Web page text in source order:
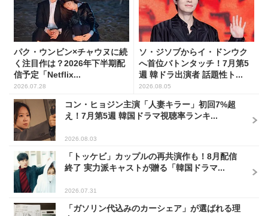
パク・ウンビン×チャウヌに続
く注目作は？2026年下半期配
信予定「Netflix...
2026.07.28
ソ・ジソブからイ・ドンウク
へ首位バトンタッチ！7月第5
週 韓ドラ出演者 話題性ト...
2026.08.05
コン・ヒョジン主演「人妻キラー」初回7%超
え！7月第5週 韓国ドラマ視聴率ランキ...
2026.08.03
「トッケビ」カップルの再共演作も！8月配信
終了 実力派キャストが贈る「韓国ドラマ...
2026.07.31
「ガソリン代込みのカーシェア」が選ばれる理